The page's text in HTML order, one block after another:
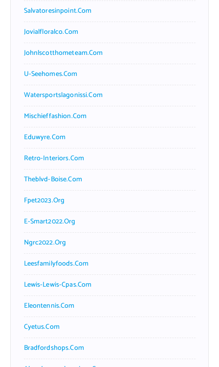
Salvatoresinpoint.com
Jovialfloralco.com
Johnlscotthometeam.com
U-Seehomes.com
Watersportslagonissi.com
Mischieffashion.com
Eduwyre.com
Retro-Interiors.com
Theblvd-Boise.com
Fpet2023.org
E-Smart2022.org
Ngrc2022.org
Leesfamilyfoods.com
Lewis-Lewis-Cpas.com
Eleontennis.com
Cyetus.com
Bradfordshops.com